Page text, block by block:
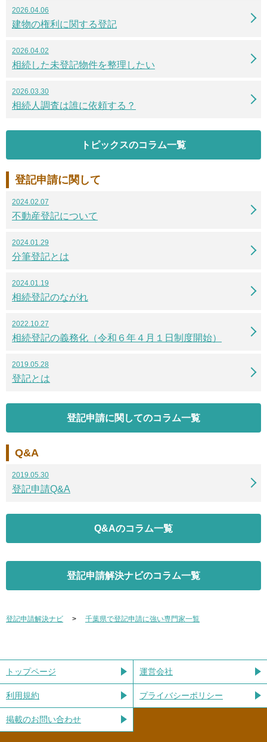
2026.04.06
建物の権利に関する登記
2026.04.02
相続した未登記物件を整理したい
2026.03.30
相続人調査は誰に依頼する？
トピックスのコラム一覧
登記申請に関して
2024.02.07
不動産登記について
2024.01.29
分筆登記とは
2024.01.19
相続登記のながれ
2022.10.27
相続登記の義務化（令和６年４月１日制度開始）
2019.05.28
登記とは
登記申請に関してのコラム一覧
Q&A
2019.05.30
登記申請Q&A
Q&Aのコラム一覧
登記申請解決ナビのコラム一覧
登記申請解決ナビ 千葉県で登記申請に強い専門家一覧
トップページ 運営会社
利用規約 プライバシーポリシー
掲載のお問い合わせ